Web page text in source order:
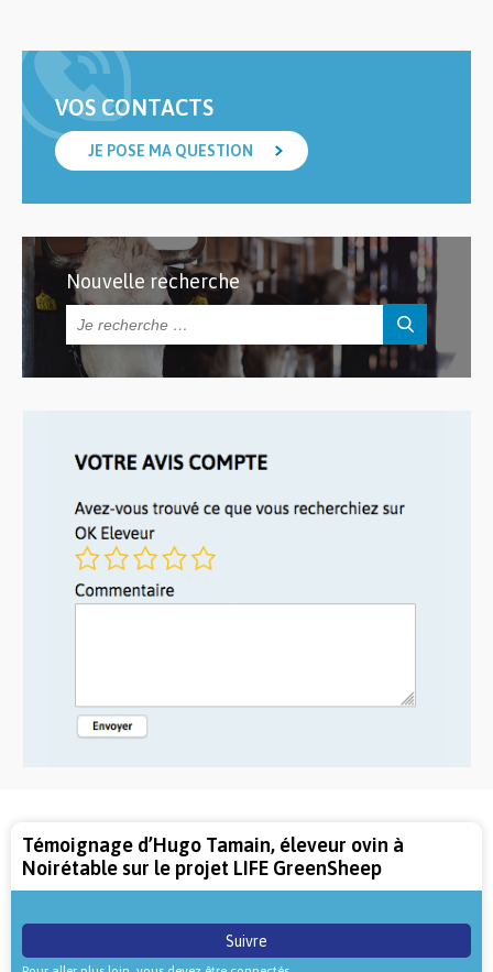
VOS CONTACTS
JE POSE MA QUESTION
Nouvelle recherche
Témoignage d’Hugo Tamain, éleveur ovin à
Noirétable sur le projet LIFE GreenSheep
Suivre